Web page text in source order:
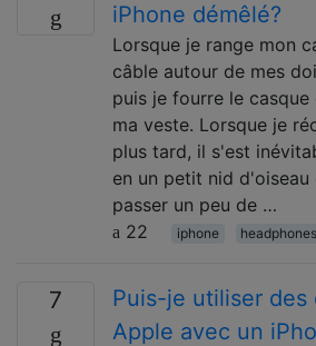
iPhone démêlé?
Lorsque je range mon
câble autour de mes
puis je fourre le
ma veste. Lorsque je
plus tard, il s'est
en un petit nid
passer un peu de …
22
iphone headphones
7
Puis-je utiliser des
Apple avec un